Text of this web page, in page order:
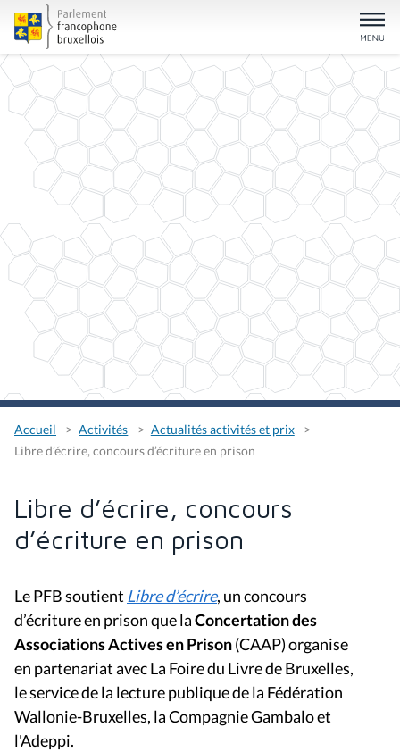
Accueil Activités
Actualités activités et prix
Libre d’écrire, concours d’écriture en prison
Libre d’écrire, concours
d’écriture en prison
Le PFB soutient Libre d’écrire, un concours
d’écriture en prison que laConcertation des
Associations Actives en Prison(CAAP) organise
en partenariat avec La Foire du Livre de Bruxelles,
le service de la lecture publique de la Fédération
Wallonie-Bruxelles, la Compagnie Gambalo et
l'Adeppi.